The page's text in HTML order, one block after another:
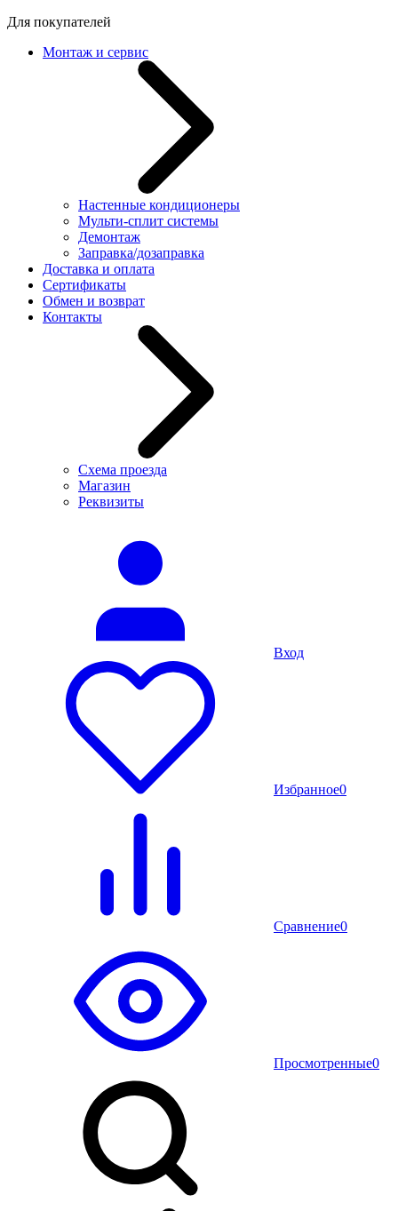
Для покупателей
Монтаж и сервис
Настенные кондиционеры
Мульти-сплит системы
Демонтаж
Заправка/дозаправка
Доставка и оплата
Сертификаты
Обмен и возврат
Контакты
Схема проезда
Магазин
Реквизиты
Вход
Избранное0
Сравнение0
Просмотренные0